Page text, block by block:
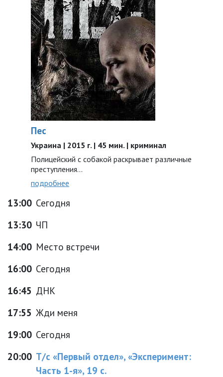
Пес
Украина | 2015 г. | 45 мин. | криминал
Полицейский с собакой раскрывает различные
преступления...
подробнее
13:00 Сегодня
13:30 ЧП
14:00 Место встречи
16:00 Сегодня
16:45 ДНК
17:55 Жди меня
19:00 Сегодня
20:00 Т/с «Первый отдел», «Эксперимент:
Часть 1-я», 19 с.